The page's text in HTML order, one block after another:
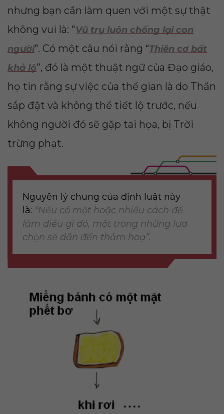
nhưng bạn cần làm quen với một sự thật
không vui là: "Vũ trụ luôn chống lại con
người". Có một câu nói rằng “Thiên cơ bất
khả lộ”, đó là một thuật ngữ của Đạo giáo,
họ tin rằng sự việc của thế gian là do Thần
sắp đặt và không thể tiết lộ trước, nếu
không người đó sẽ gặp tai họa, bị Trời
trừng phạt.
Nguyên lý chung của định luật này
là: “Nếu có một hoặc nhiều cách để
làm điều gì đó, một trong những lựa
chọn sẽ dẫn đến thảm hoạ”.